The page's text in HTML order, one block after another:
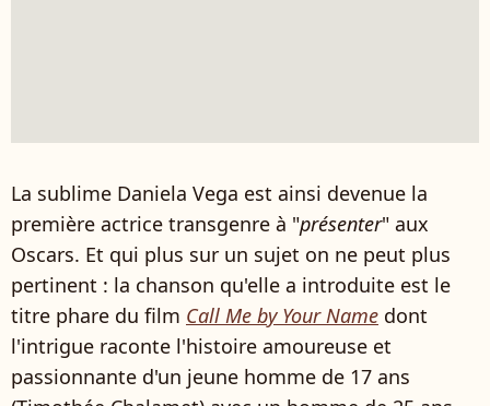
La sublime Daniela Vega est ainsi devenue la
première actrice transgenre à "présenter" aux
Oscars. Et qui plus sur un sujet on ne peut plus
pertinent : la chanson qu'elle a introduite est le
titre phare du film Call Me by Your Name dont
l'intrigue raconte l'histoire amoureuse et
passionnante d'un jeune homme de 17 ans